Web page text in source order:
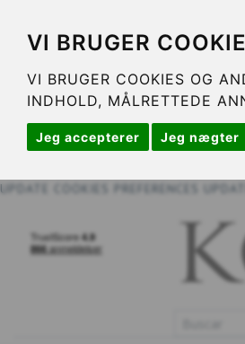
VI BRUGER
VI BRUGER COOKIES OG
INDHOLD, MÅLRETTEDE
Jeg accepterer Jeg nægter
UPDATE COOKIES PREFERENCES